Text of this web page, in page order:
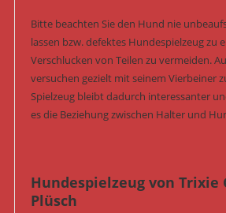
Bitte beachten Sie den Hund nie
lassen bzw. defektes Hundespielzeug zu
Verschlucken von Teilen zu vermeiden.
versuchen gezielt mit seinem Vierbeiner
Spielzeug bleibt dadurch interessanter
es die Beziehung zwischen Halter und
Hundespielzeug von Trixie
Plüsch